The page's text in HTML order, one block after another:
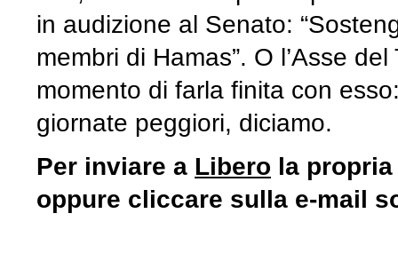
in audizione al Senato:
membri di Hamas”. O l’Asse
momento di farla finita con
giornate peggiori, diciamo.
Per inviare a Libero la
oppure cliccare sulla e-mail